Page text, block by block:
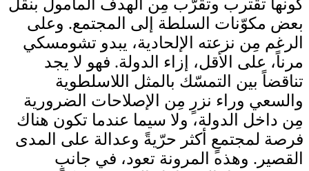
كونها تقترب وتقرّب مِن الهدف المأمول بنقل
بعض مكوّنات السلطة إلى المجتمع. وعلى
الرغم مِن نزعته الإلحادية، يبدو تشومسكي
مرناً، على الأقل، إزاء الدولة. فهو لا يجد
تناقضاً بين التمسّك بالمثل اللاسلطوية
والسعي وراء نزرٍ مِن الإصلاحات الضرورية
مِن داخل الدولة، ولا سيما عندما تكون هناك
فرصة لمجتمعٍ أكثر حرّيةً وعدالة على المدى
القصير. وهذه المرونة تعود، في جانبٍ